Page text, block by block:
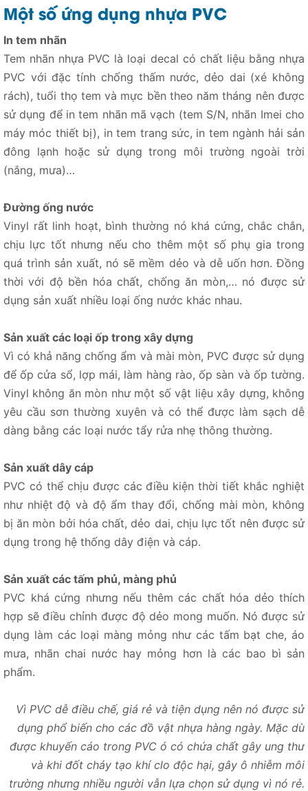
Một số ứng dụng nhựa PVC
In tem nhãn
Tem nhãn nhựa PVC là loại decal có chất liệu bằng nhựa
PVC với đặc tính chống thấm nước, dẻo dai (xé không
rách), tuổi thọ tem và mực bền theo năm tháng nên được
sử dụng để in tem nhãn mã vạch (tem S/N, nhãn Imei cho
máy móc thiết bị), in tem trang sức, in tem ngành hải sản
đông lạnh hoặc sử dụng trong môi trường ngoài trời
(nắng, mưa)…
Đường ống nước
Vinyl rất linh hoạt, bình thường nó khá cứng, chắc chắn,
chịu lực tốt nhưng nếu cho thêm một số phụ gia trong
quá trình sản xuất, nó sẽ mềm dẻo và dễ uốn hơn. Đồng
thời với độ bền hóa chất, chống ăn mòn,… nó được sử
dụng sản xuất nhiều loại ống nước khác nhau.
Sản xuất các loại ốp trong xây dựng
Vì có khả năng chống ẩm và mài mòn, PVC được sử dụng
để ốp cửa sổ, lợp mái, làm hàng rào, ốp sàn và ốp tường.
Vinyl không ăn mòn như một số vật liệu xây dựng, không
yêu cầu sơn thường xuyên và có thể được làm sạch dễ
dàng bằng các loại nước tẩy rửa nhẹ thông thường.
Sản xuất dây cáp
PVC có thể chịu được các điều kiện thời tiết khắc nghiệt
như nhiệt độ và độ ẩm thay đổi, chống mài mòn, không
bị ăn mòn bởi hóa chất, dẻo dai, chịu lực tốt nên được sử
dụng trong hệ thống dây điện và cáp.
Sản xuất các tấm phủ, màng phủ
PVC khá cứng nhưng nếu thêm các chất hóa dẻo thích
hợp sẽ điều chỉnh được độ dẻo mong muốn. Nó được sử
dụng làm các loại màng mỏng như các tấm bạt che, áo
mưa, nhãn chai nước hay mỏng hơn là các bao bì sản
phẩm.
Vì PVC dễ điều chế, giá rẻ và tiện dụng nên nó được sử
dụng phổ biến cho các đồ vật nhựa hàng ngày. Mặc dù
được khuyến cáo trong PVC ó có chứa chất gây ung thư
và khi đốt cháy tạo khí clo độc hại, gây ô nhiễm môi
trường nhưng nhiều người vẫn lựa chọn sử dụng vì nó rẻ.